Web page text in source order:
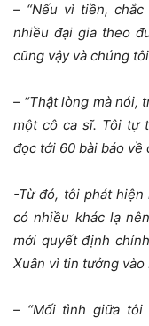
– “Nếu vì tiền,
nhiều đại gia theo
cũng vậy và chúng
– “Thật lòng mà nói,
một cô ca sĩ. Tôi tự
đọc tới 60 bài báo về
-Từ đó, tôi phát
có nhiều khác lạ
mới quyết định
Xuân vì tin tưởng vào
– “Mối tình giữa tôi